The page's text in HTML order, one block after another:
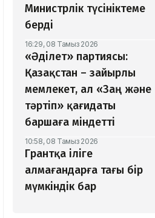
Министрлік түсініктеме
берді
16:29, 08 Тамыз 2026
«Әділет» партиясы:
Қазақстан – зайырлы
мемлекет, ал «Заң және
тәртіп» қағидаты
баршаға міндетті
10:58, 08 Тамыз 2026
Грантқа іліге
алмағандарға тағы бір
мүмкіндік бар